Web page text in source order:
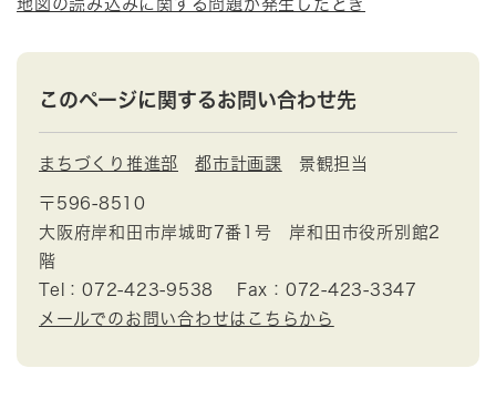
地図の読み込みに関する問題が発生したとき
このページに関するお問い合わせ先
まちづくり推進部 都市計画課 景観担当
〒596-8510
大阪府岸和田市岸城町7番1号 岸和田市役所別館2
階
Tel：072-423-9538
Fax：072-423-3347
メールでのお問い合わせはこちらから